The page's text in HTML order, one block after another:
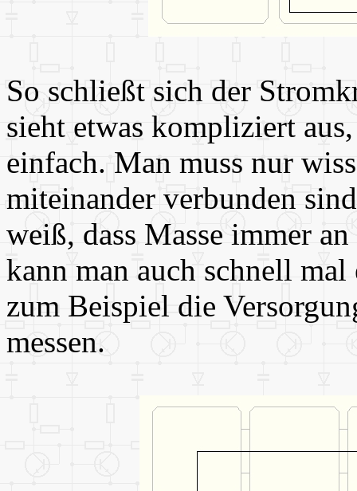
So schließt sich der
sieht etwas kompliziert
einfach. Man muss nur
miteinander verbunden
weiß, dass Masse immer
kann man auch schnell
zum Beispiel die
messen.